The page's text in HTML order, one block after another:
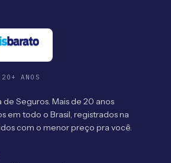
20+ ANOS
Seguros. Mais de 20 anos
em todo o Brasil, registrados na
com o menor preço pra você.